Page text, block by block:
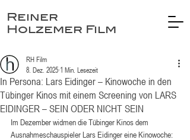
Reiner
Holzemer Film
In Persona: Lars Eidinger – Kinowoche in den
Tübinger Kinos mit einem Screening von LARS
EIDINGER – SEIN ODER NICHT SEIN
RH Film
8. Dez. 2025 1 Min. Lesezeit
Im Dezember widmen die Tübinger Kinos dem
Ausnahmeschauspieler Lars Eidinger eine Kinowoche: